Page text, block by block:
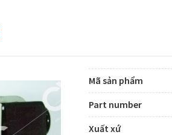
Mã sản phẩm
Part number
Xuất xứ